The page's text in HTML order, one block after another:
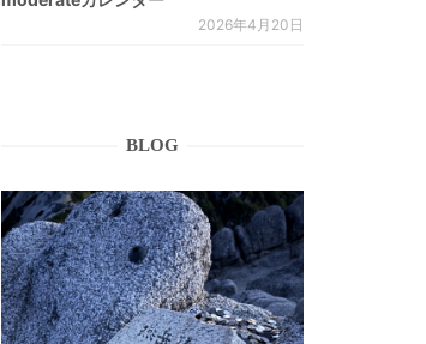
2026年4月20日
BLOG